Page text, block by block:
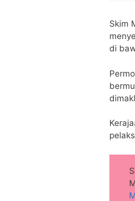
Skim
di